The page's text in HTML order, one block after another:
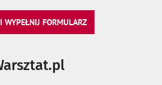
WYPEŁNIJ FORMULARZ